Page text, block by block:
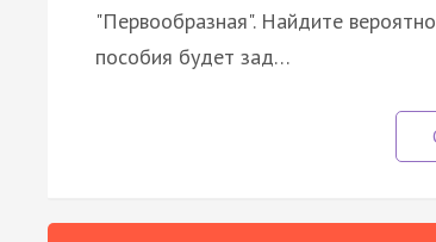
"Первообразная". Найдите
пособия будет зад…